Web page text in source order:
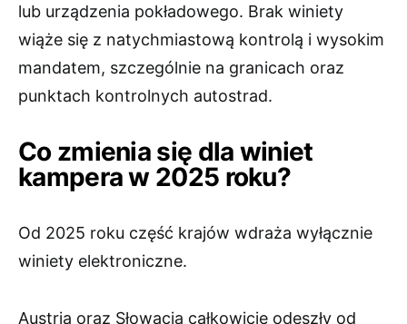
lub urządzenia pokładowego. Brak winiety
wiąże się z natychmiastową kontrolą i wysokim
mandatem, szczególnie na granicach oraz
punktach kontrolnych autostrad.
Co zmienia się dla winiet
kampera w 2025 roku?
Od 2025 roku część krajów wdraża wyłącznie
winiety elektroniczne.
Austria oraz Słowacja całkowicie odeszły od